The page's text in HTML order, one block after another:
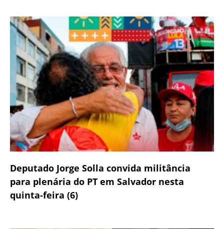
Deputado Jorge Solla convida militância
para plenária do PT em Salvador nesta
quinta-feira (6)